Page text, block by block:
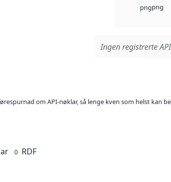
pngpng
Ingen registrerte
om API-nøklar, så lenge kven som helst kan
0 RDF